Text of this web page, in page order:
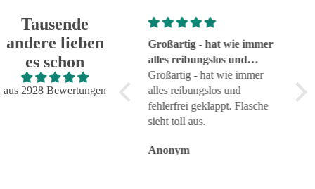
Tausende
andere lieben
es schon
aus 2928 Bewertungen
Super!
Super!
Großartig - hat wie immer
alles reibungslos und
fehlerfrei geklappt
Großartig - hat wie immer
alles reibungslos und
fehlerfrei geklappt. Flasche
sieht toll aus.
Anonym